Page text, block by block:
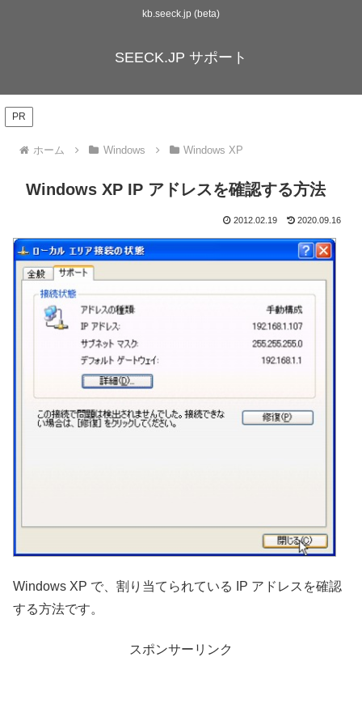
kb.seeck.jp (beta)
SEECK.JP サポート
PR
ホーム Windows Windows XP
Windows XP IP アドレスを確認する方法
2012.02.19 2020.09.16
Windows XP で、割り当てられている IP アドレスを確認
する方法です。
スポンサーリンク